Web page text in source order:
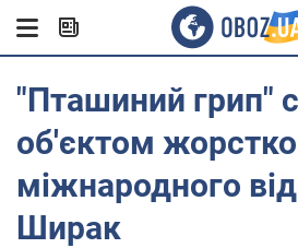
"Пташиний грип"
об'єктом
міжнародного
Ширак